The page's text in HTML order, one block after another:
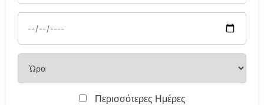
Περισσότερες Ημέρες